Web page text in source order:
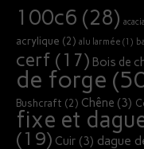
100c6 (28) acacia
acrylique (2) alu larmée (1)
cerf (17) Bois de
de forge
Bushcraft (2) Chêne (3)
fixe et
(19) Cuir (3) dague